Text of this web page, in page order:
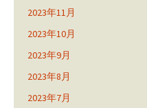
2023年11月
2023年10月
2023年9月
2023年8月
2023年7月